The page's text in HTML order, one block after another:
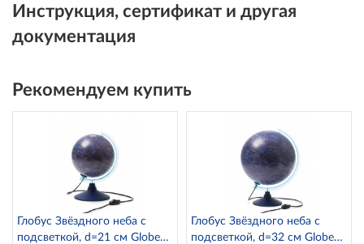
Инструкция, сертификат и другая
документация
Рекомендуем купить
Глобус Звёздного неба с
подсветкой, d=21 см Globen
Глобус Звёздного неба с
подсветкой, d=32 см Globen